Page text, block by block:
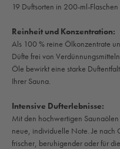
19 Duftsorten in 200-ml-
Reinheit und Konzentration:
Als 100 % reine Ölkonzentrate
Düfte frei von
Öle bewirkt eine starke
Ihrer Sauna.
Intensive Dufterlebnisse:
Mit den hochwertigen
neue, individuelle Note. Je nach
frischer, beruhigender oder für